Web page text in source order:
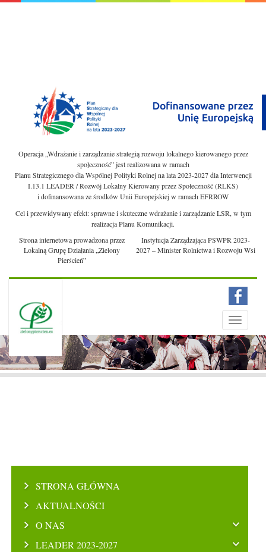
Operacja „Wdrażanie i zarządzanie strategią rozwoju lokalnego kierowanego przez
społeczność” jest realizowana w ramach
Planu Strategicznego dla Wspólnej Polityki Rolnej na lata 2023-2027 dla Interwencji
I.13.1 LEADER / Rozwój Lokalny Kierowany przez Społeczność (RLKS)
i dofinansowana ze środków Unii Europejskiej w ramach EFRROW
Cel i przewidywany efekt: sprawne i skuteczne wdrażanie i zarządzanie LSR, w tym
realizacja Planu Komunikacji.
Strona internetowa prowadzona przez
Lokalną Grupę Działania „Zielony
Pierścień”
Instytucja Zarządzająca PSWPR 2023-
2027 – Minister Rolnictwa i Rozwoju Wsi
Toggle
Menu
STRONA GŁÓWNA
AKTUALNOŚCI
O NAS
LEADER 2023-2027